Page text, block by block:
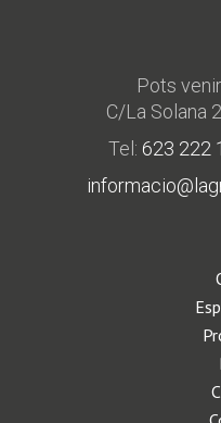
Pots
C/La Solana
Tel: 623 222